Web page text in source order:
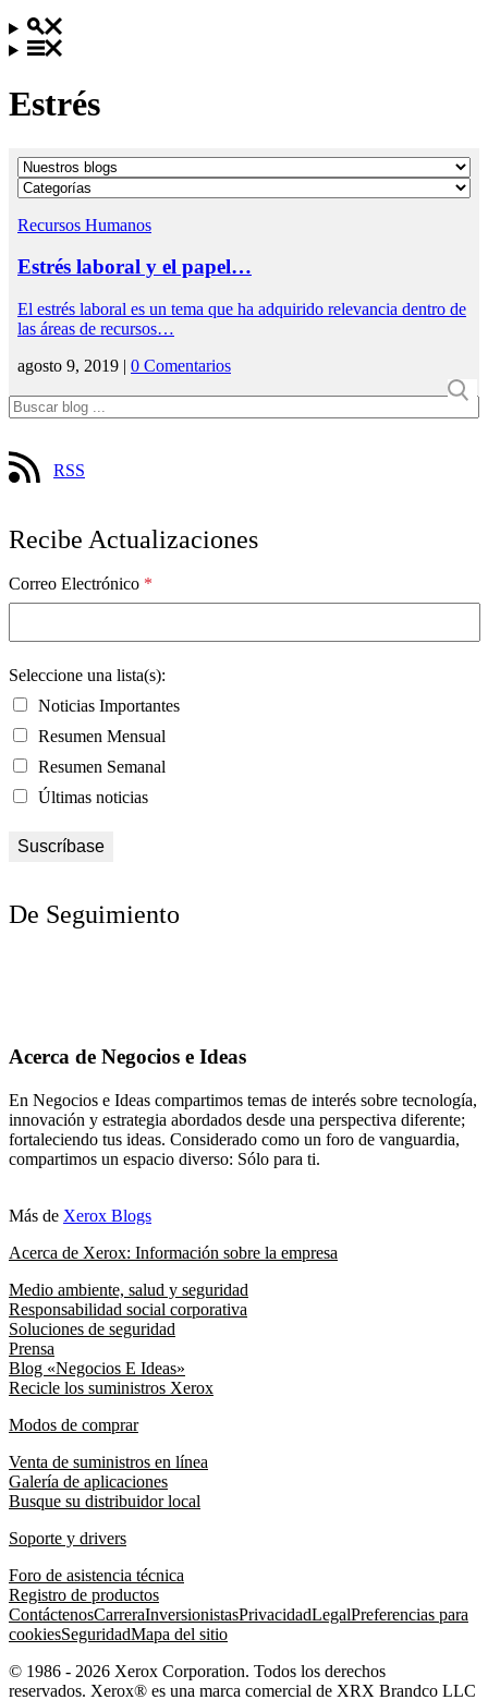
Estrés
Recursos Humanos
Estrés laboral y el papel…
El estrés laboral es un tema que ha adquirido relevancia dentro de
las áreas de recursos…
agosto 9, 2019 | 0 Comentarios
RSS
Recibe Actualizaciones
Correo Electrónico *
Seleccione una lista(s):
Noticias Importantes
Resumen Mensual
Resumen Semanal
Últimas noticias
De Seguimiento
Acerca de Negocios e Ideas
En Negocios e Ideas compartimos temas de interés sobre tecnología,
innovación y estrategia abordados desde una perspectiva diferente;
fortaleciendo tus ideas. Considerado como un foro de vanguardia,
compartimos un espacio diverso: Sólo para ti.
Más de Xerox Blogs
Acerca de Xerox: Información sobre la empresa
Medio ambiente, salud y seguridad
Responsabilidad social corporativa
Soluciones de seguridad
Prensa
Blog «Negocios E Ideas»
Recicle los suministros Xerox
Modos de comprar
Venta de suministros en línea
Galería de aplicaciones
Busque su distribuidor local
Soporte y drivers
Foro de asistencia técnica
Registro de productos
ContáctenosCarreraInversionistasPrivacidadLegalPreferencias para
cookiesSeguridadMapa del sitio
© 1986 - 2026 Xerox Corporation. Todos los derechos
reservados. Xerox® es una marca comercial de XRX Brandco LLC